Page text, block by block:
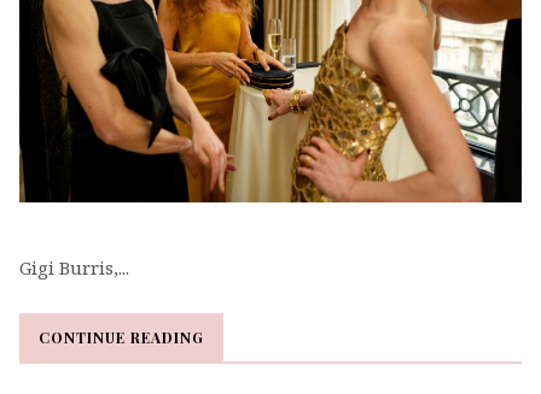
Gigi Burris,...
CONTINUE READING
CONTINUE READING